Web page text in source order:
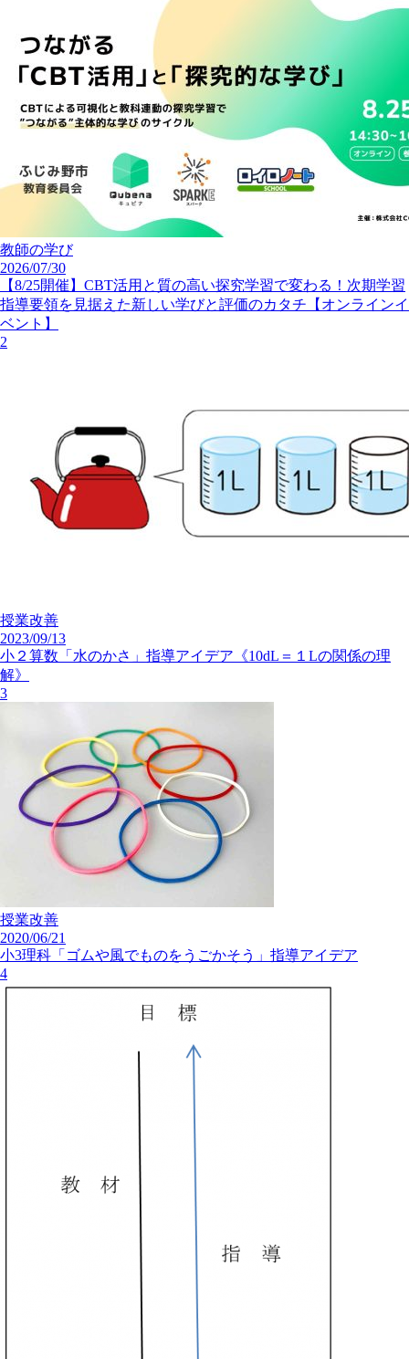
教師の学び
2026/07/30
【8/25開催】CBT活用と質の高い探究学習で変わる！次期学習
指導要領を見据えた新しい学びと評価のカタチ【オンラインイ
ベント】
2
授業改善
2023/09/13
小２算数「水のかさ」指導アイデア《10dL＝１Lの関係の理
解》
3
授業改善
2020/06/21
小3理科「ゴムや風でものをうごかそう」指導アイデア
4